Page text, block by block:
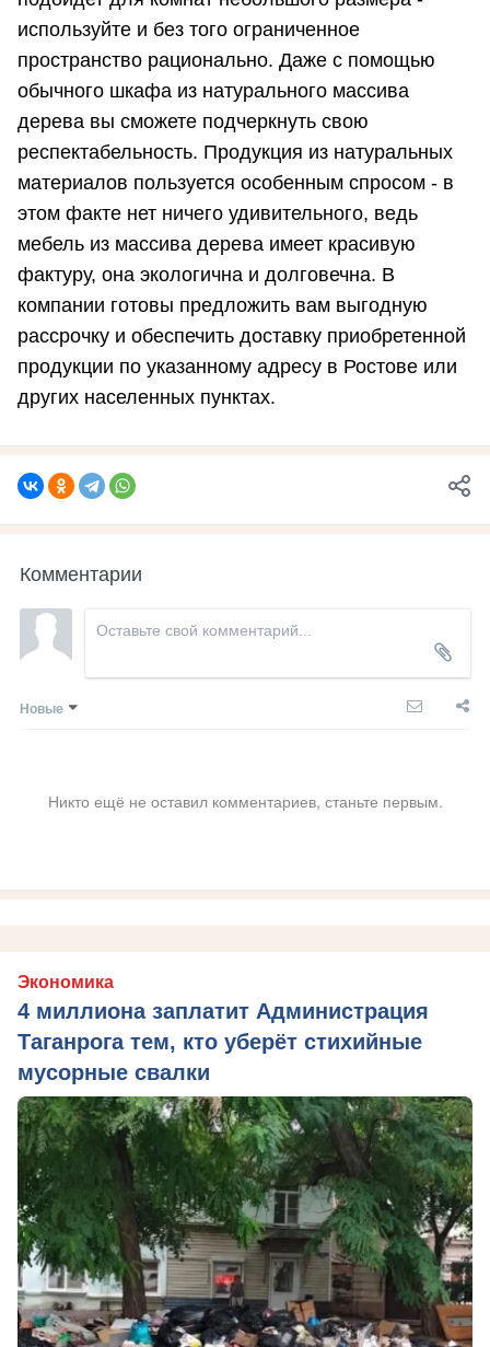
используйте и без того ограниченное
пространство рационально. Даже с помощью
обычного шкафа из натурального массива
дерева вы сможете подчеркнуть свою
респектабельность. Продукция из натуральных
материалов пользуется особенным спросом - в
этом факте нет ничего удивительного, ведь
мебель из массива дерева имеет красивую
фактуру, она экологична и долговечна. В
компании готовы предложить вам выгодную
рассрочку и обеспечить доставку приобретенной
продукции по указанному адресу в Ростове или
других населенных пунктах.
Комментарии
Новые
Никто ещё не оставил комментариев, станьте первым.
Экономика
4 миллиона заплатит Администрация
Таганрога тем, кто уберёт стихийные
мусорные свалки